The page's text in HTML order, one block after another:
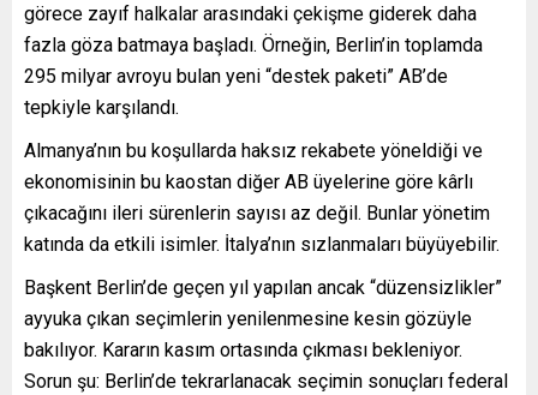
görece zayıf halkalar arasındaki çekişme giderek daha
fazla göza batmaya başladı. Örneğin, Berlin’in toplamda
295 milyar avroyu bulan yeni “destek paketi” AB’de
tepkiyle karşılandı.
Almanya’nın bu koşullarda haksız rekabete yöneldiği ve
ekonomisinin bu kaostan diğer AB üyelerine göre kârlı
çıkacağını ileri sürenlerin sayısı az değil. Bunlar yönetim
katında da etkili isimler. İtalya’nın sızlanmaları büyüyebilir.
Başkent Berlin’de geçen yıl yapılan ancak “düzensizlikler”
ayyuka çıkan seçimlerin yenilenmesine kesin gözüyle
bakılıyor. Kararın kasım ortasında çıkması bekleniyor.
Sorun şu: Berlin’de tekrarlanacak seçimin sonuçları federal